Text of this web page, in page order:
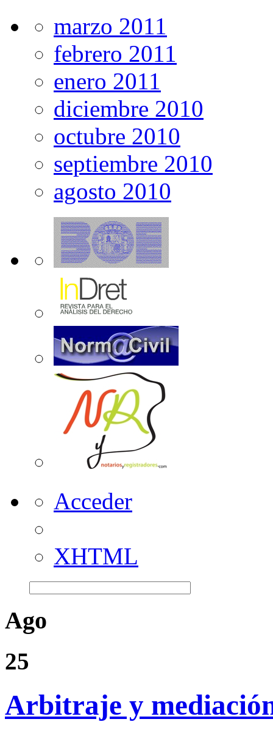
marzo 2011
febrero 2011
enero 2011
diciembre 2010
octubre 2010
septiembre 2010
agosto 2010
Acceder
XHTML
Ago
25
Arbitraje y